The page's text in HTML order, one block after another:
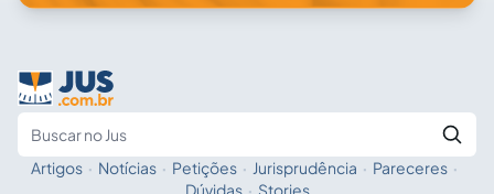
Fale com a IA
Artigos · Notícias · Petições · Jurisprudência · Pareceres ·
Dúvidas · Stories